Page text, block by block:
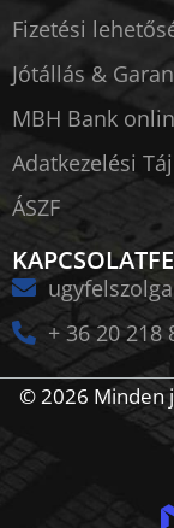
Fizetési
Jótállás &
MBH Bank
Adatkezelési
ÁSZF
+ 36 20 218
© 2026 Minden